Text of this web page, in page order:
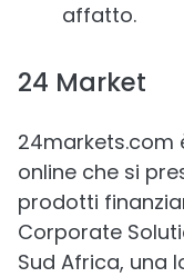
affatto.
24 Market
online che si
prodotti
Corporate
Sud Africa, una